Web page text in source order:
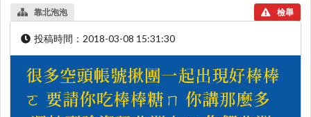
靠北泡泡 檢舉
投稿時間： 2018-03-08 15:31:30